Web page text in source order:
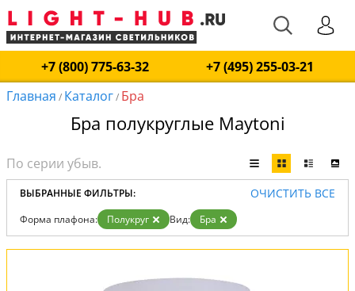
+7 (800) 775-63-32
+7 (495) 255-03-21
Главная / Каталог/ Бра
Бра полукруглые Maytoni
ВЫБРАННЫЕ ФИЛЬТРЫ: ОЧИСТИТЬ ВСЕ
Форма плафона: Полукруг Вид: Бра